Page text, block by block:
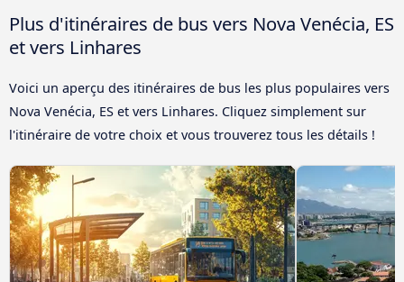
Plus d'itinéraires de bus vers Nova Venécia, ES
et vers Linhares
Voici un aperçu des itinéraires de bus les plus populaires vers
Nova Venécia, ES et vers Linhares. Cliquez simplement sur
l'itinéraire de votre choix et vous trouverez tous les détails !